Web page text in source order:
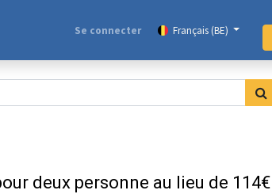
Se connecter Français (BE)
deux personne au lieu de 114€